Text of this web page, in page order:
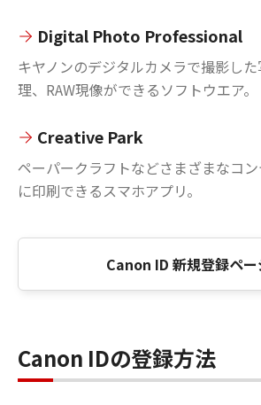
Digital Photo Professional
キヤノンのデジタルカメラで撮影し
理、RAW現像ができるソフトウエア。
Creative Park
ペーパークラフトなどさまざまなコ
に印刷できるスマホアプリ。
Canon ID 新規登録ペー
Canon IDの登録方法